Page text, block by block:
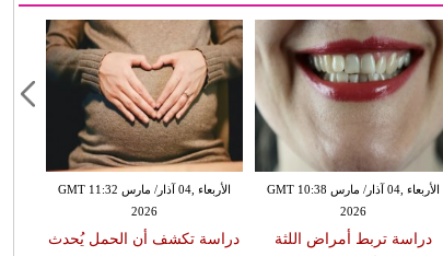
الأربعاء ,04 آذار/ مارس GMT 11:32
2026
دراسة تكشف أن الحمل يُحدث
الأربعاء ,04 آذار/ مارس GMT 10:38
2026
دراسة تربط أمراض اللثة